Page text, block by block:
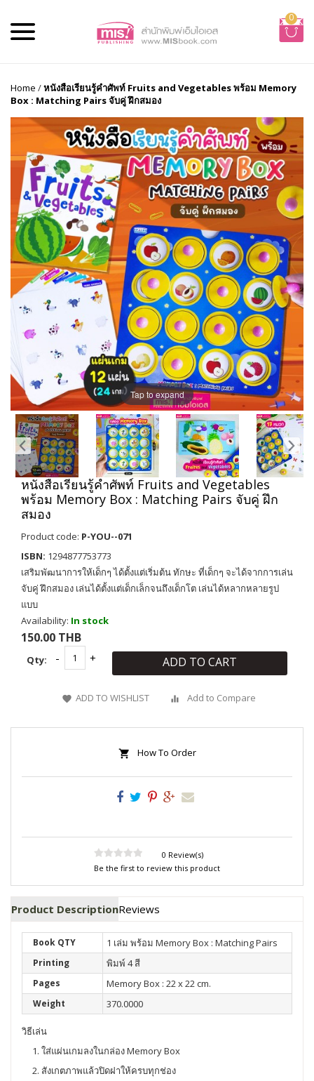
0
Home /หนังสือเรียนรู้คำศัพท์ Fruits and Vegetables พร้อม Memory
Box : Matching Pairs จับคู่ ฝึกสมอง
Tap to expand
หนังสือเรียนรู้คำศัพท์ Fruits and Vegetables
พร้อม Memory Box : Matching Pairs จับคู่ ฝึก
สมอง
Product code: P-YOU--071
ISBN: 1294877753773
เสริมพัฒนาการให้เด็กๆ ได้ตั้งแต่เริ่มต้น ทักษะ ที่เด็กๆ จะได้จากการเล่น
จับคู่ ฝึกสมอง เล่นได้ตั้งแต่เด็กเล็กจนถึงเด็กโต เล่นได้หลากหลายรูป
แบบ
Availability: In stock
150.00 THB
Qty: ADD TO CART
ADD TO WISHLIST Add to Compare
How To Order
0 Review(s)
Be the first to review this product
Product DescriptionReviews
Book QTY 1 เล่ม พร้อม Memory Box : Matching Pairs
Printing พิมพ์ 4 สี
Pages Memory Box : 22 x 22 cm.
Weight 370.0000
วิธีเล่น
1. ใส่แผ่นเกมลงในกล่อง Memory Box
2. สังเกตภาพแล้วปิดฝาให้ครบทุกช่อง